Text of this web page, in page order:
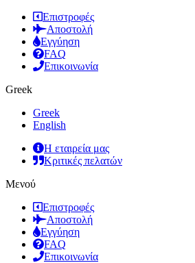
Επιστροφές
Αποστολή
Εγγύηση
FAQ
Επικοινωνία
Greek
Greek
English
Η εταιρεία μας
Κριτικές πελατών
Μενού
Επιστροφές
Αποστολή
Εγγύηση
FAQ
Επικοινωνία